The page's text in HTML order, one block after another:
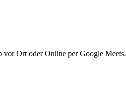
vor Ort oder Online per Google Meets.